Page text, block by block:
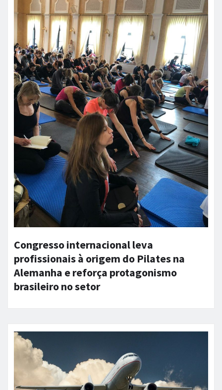
Congresso internacional leva
profissionais à origem do Pilates na
Alemanha e reforça protagonismo
brasileiro no setor